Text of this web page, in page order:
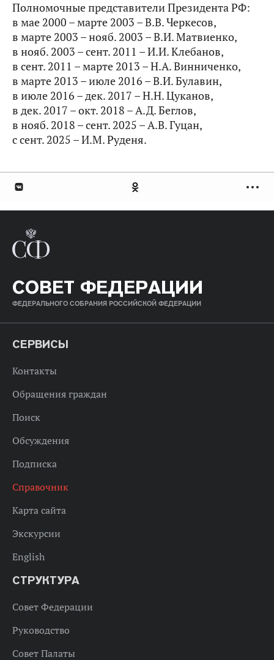
Полномочные представители Президента РФ:
в мае 2000 – марте 2003 – В.В. Черкесов,
в марте 2003 – нояб. 2003 – В.И. Матвиенко,
в нояб. 2003 – сент. 2011 – И.И. Клебанов,
в сент. 2011 – марте 2013 – Н.А. Винниченко,
в марте 2013 – июле 2016 – В.И. Булавин,
в июле 2016 – дек. 2017 – Н.Н. Цуканов,
в дек. 2017 – окт. 2018 – А.Д. Беглов,
в нояб. 2018 – сент. 2025 – А.В. Гуцан,
с сент. 2025 – И.М. Руденя.
СОВЕТ ФЕДЕРАЦИИ
ФЕДЕРАЛЬНОГО СОБРАНИЯ РОССИЙСКОЙ ФЕДЕРАЦИИ
СЕРВИСЫ
Контакты
Обращения граждан
Поиск
Обсуждения
Подписка
Справочник
Карта сайта
Экскурсии
English
СТРУКТУРА
Совет Федерации
Руководство
Совет Палаты